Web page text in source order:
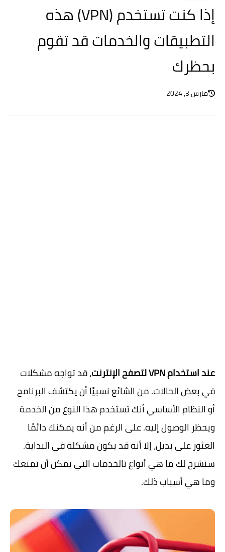
إذا كنت تستخدم (VPN) هذه
التطبيقات والخدمات قد تقوم
بحظرك
مارس 3, 2024
عند استخدام VPN لتصفح الإنترنت
، قد تواجه مشكلات
في بعض الحالات. من الشائع نسبيًا أن يكتشف البرنامج
أو النظام الأساسي أنك تستخدم هذا النوع من الخدمة
ويحظر الوصول إليه. على الرغم من أنه يمكنك دائمًا
العثور على بديل، إلا أنه قد يكون مشكلة في البداية.
سنشرح لك ما هي أنواع تالخدمات التي يمكن أن تمنعك
وما هي أسباب ذلك.